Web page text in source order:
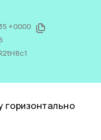
+0000
горизонтально